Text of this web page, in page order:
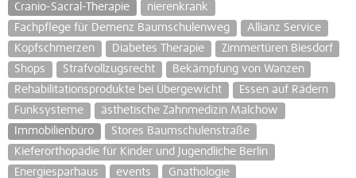
Cranio-Sacral-Therapie
nierenkrank
Fachpflege für Demenz Baumschulenweg
Allianz Service
Kopfschmerzen
Diabetes Therapie
Zimmertüren Biesdorf
Shops
Strafvollzugsrecht
Bekämpfung von Wanzen
Rehabilitationsprodukte bei Übergewicht
Essen auf Rädern
Funksysteme
ästhetische Zahnmedizin Malchow
Immobilienbüro
Stores Baumschulenstraße
Kieferorthopädie für Kinder und Jugendliche Berlin
Energiesparhaus
events
Gnathologie